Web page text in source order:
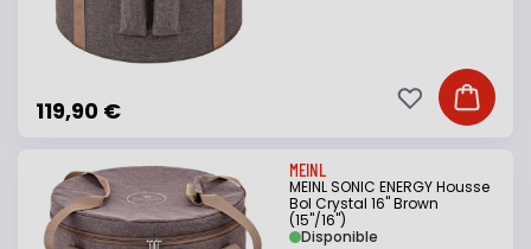
119,90 € Ajouter
Ajouter à ma
MEINL
MEINL SONIC ENERGY Housse
Bol Crystal 16" Brown
(15"/16")
Disponible